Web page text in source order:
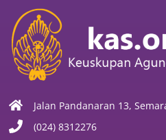
Jalan Pandanaran 13,
(024) 8312276